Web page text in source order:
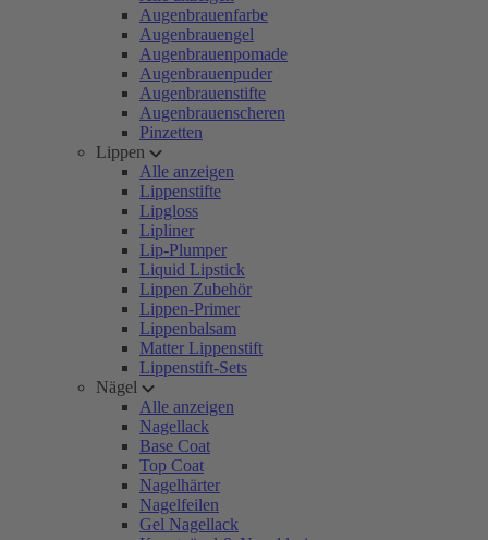
Augenbrauenfarbe
Augenbrauengel
Augenbrauenpomade
Augenbrauenpuder
Augenbrauenstifte
Augenbrauenscheren
Pinzetten
Lippen
Alle anzeigen
Lippenstifte
Lipgloss
Lipliner
Lip-Plumper
Liquid Lipstick
Lippen Zubehör
Lippen-Primer
Lippenbalsam
Matter Lippenstift
Lippenstift-Sets
Nägel
Alle anzeigen
Nagellack
Base Coat
Top Coat
Nagelhärter
Nagelfeilen
Gel Nagellack